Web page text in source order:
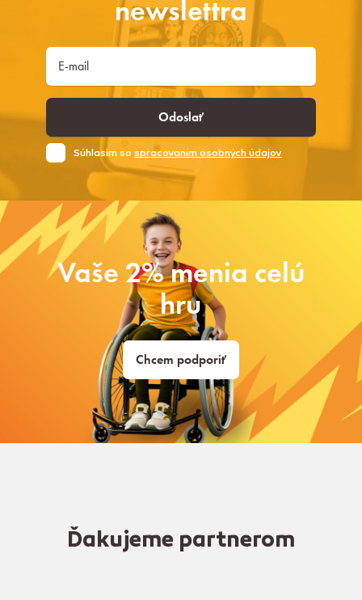
newslettra
Odoslať
Súhlasim so spracovaním osobných údajov
Vaše 2% menia celú
hru
Chcem podporiť
Ďakujeme partnerom